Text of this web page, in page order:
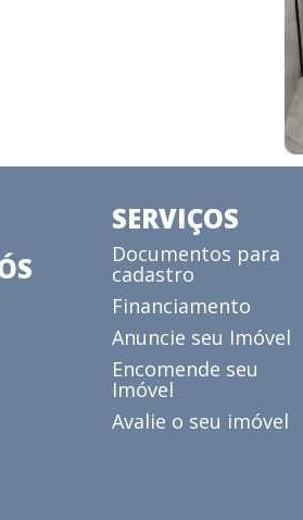
SERVIÇOS
Documentos para
cadastro
Financiamento
Anuncie seu Imóvel
Encomende seu
Imóvel
Avalie o seu imóvel